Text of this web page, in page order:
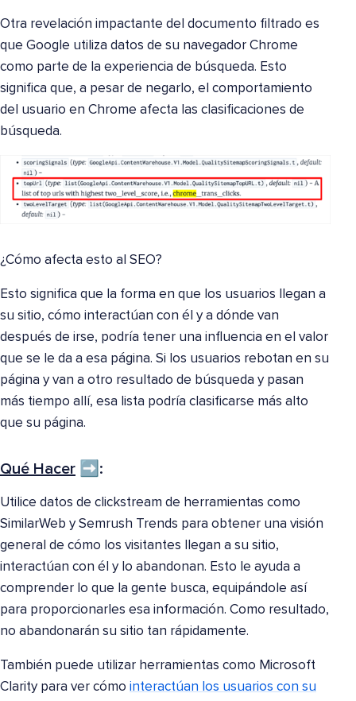
Otra revelación impactante del documento filtrado es
que Google utiliza datos de su navegador Chrome
como parte de la experiencia de búsqueda. Esto
significa que, a pesar de negarlo, el comportamiento
del usuario en Chrome afecta las clasificaciones de
búsqueda.
¿Cómo afecta esto al SEO?
Esto significa que la forma en que los usuarios llegan a
su sitio, cómo interactúan con él y a dónde van
después de irse, podría tener una influencia en el valor
que se le da a esa página. Si los usuarios rebotan en su
página y van a otro resultado de búsqueda y pasan
más tiempo allí, esa lista podría clasificarse más alto
que su página.
Qué Hacer ➡️:
Utilice datos de clickstream de herramientas como
SimilarWeb y Semrush Trends para obtener una visión
general de cómo los visitantes llegan a su sitio,
interactúan con él y lo abandonan. Esto le ayuda a
comprender lo que la gente busca, equipándole así
para proporcionarles esa información. Como resultado,
no abandonarán su sitio tan rápidamente.
También puede utilizar herramientas como Microsoft
Clarity para ver cómo interactúan los usuarios con su